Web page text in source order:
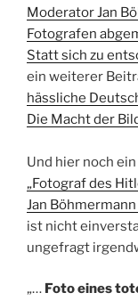
Moderator Jan
Fotografen
Statt sich zu
ein weiterer
hässliche
Die Macht der
Und hier noch
„Fotograf des
Jan
ist nicht
ungefragt
„… Foto eines